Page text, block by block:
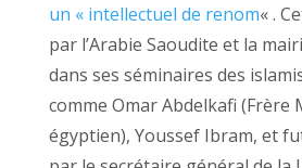
un « intellectuel de renom« .
par l’Arabie Saoudite et la
dans ses séminaires des
comme Omar Abdelkafi (Frère
égyptien), Youssef Ibram, et